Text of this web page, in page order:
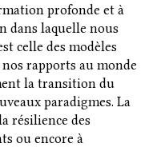
profonde et à
dans laquelle nous
celle des modèles
rapports au monde
la transition du
paradigmes. La
résilience des
ou encore à